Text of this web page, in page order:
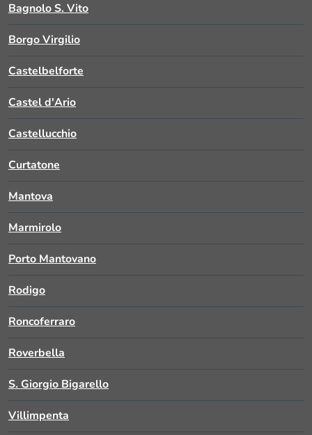
Bagnolo S. Vito
Borgo Virgilio
Castelbelforte
Castel d'Ario
Castellucchio
Curtatone
Mantova
Marmirolo
Porto Mantovano
Rodigo
Roncoferraro
Roverbella
S. Giorgio Bigarello
Villimpenta